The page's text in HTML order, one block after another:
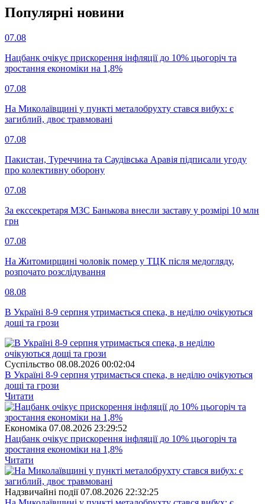
Популярнi новини
07.08
Нацбанк очікує прискорення інфляції до 10% цьогоріч та
зростання економіки на 1,8%
07.08
На Миколаївщині у пункті металобрухту стався вибух: є
загиблий, двоє травмовані
07.08
Пакистан, Туреччина та Саудівська Аравія підписали угоду
про колективну оборону
07.08
За екссекретаря МЗС Банькова внесли заставу у розмірі 10 млн
грн
07.08
На Житомирщині чоловік помер у ТЦК після медогляду,
розпочато розслідування
08.08
В Україні 8-9 серпня утримається спека, в неділю очікуються
дощі та грози
Суспiльство 08.08.2026 00:02:04
В Україні 8-9 серпня утримається спека, в неділю очікуються
дощі та грози
Читати
Економіка 07.08.2026 23:29:52
Нацбанк очікує прискорення інфляції до 10% цьогоріч та
зростання економіки на 1,8%
Читати
Надзвичайні події 07.08.2026 22:32:25